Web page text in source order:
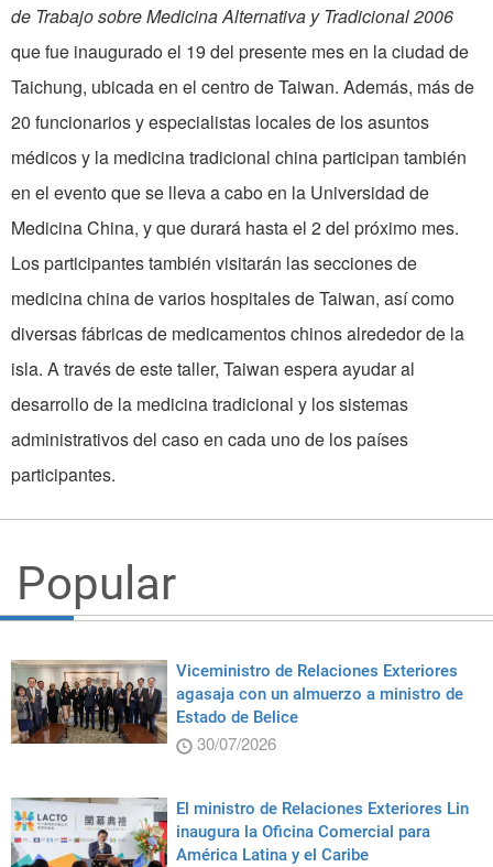
de Trabajo sobre Medicina Alternativa y Tradicional 2006
que fue inaugurado el 19 del presente mes en la ciudad de
Taichung, ubicada en el centro de Taiwan. Además, más de
20 funcionarios y especialistas locales de los asuntos
médicos y la medicina tradicional china participan también
en el evento que se lleva a cabo en la Universidad de
Medicina China, y que durará hasta el 2 del próximo mes.
Los participantes también visitarán las secciones de
medicina china de varios hospitales de Taiwan, así como
diversas fábricas de medicamentos chinos alrededor de la
isla. A través de este taller, Taiwan espera ayudar al
desarrollo de la medicina tradicional y los sistemas
administrativos del caso en cada uno de los países
participantes.
Popular
Viceministro de Relaciones Exteriores
agasaja con un almuerzo a ministro de
Estado de Belice
30/07/2026
El ministro de Relaciones Exteriores Lin
inaugura la Oficina Comercial para
América Latina y el Caribe